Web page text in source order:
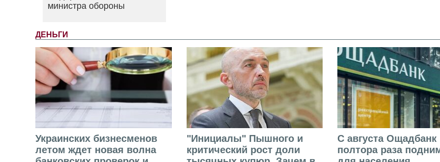
министра обороны
ДЕНЬГИ
Украинских бизнесменов
летом ждет новая волна
"Инициалы" Пышного и
критический рост доли
С августа Ощадбанк
полтора раза